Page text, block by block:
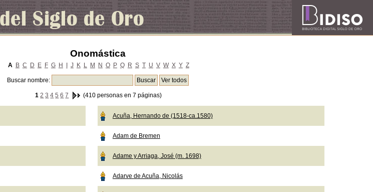
Onomástica
A B C D E F G H J K L M N O P Q R S T U V W X Y Z
Buscar nombre:
1 2 3 4 5 6 7 (410 personas en 7 páginas)
Acuña, Hernando de (1518-ca.1580)
Adam de Bremen
Adame y Arriaga, José (m. 1698)
Adarve de Acuña, Nicolás